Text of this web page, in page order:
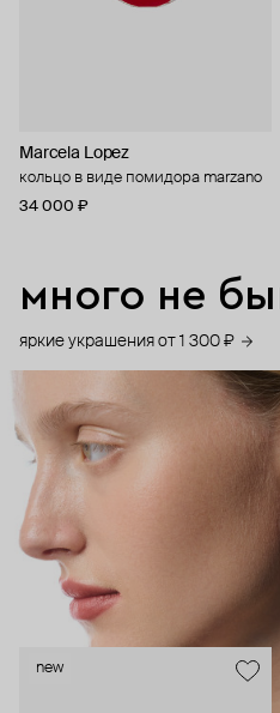
Marcela Lopez
кольцо в виде помидора marzano
34 000 ₽
много не
яркие украшения от 1 300 ₽
new